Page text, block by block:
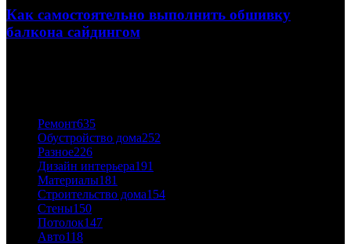
Как самостоятельно выполнить обшивку
балкона сайдингом
Ремонт635
Обустройство дома252
Разное226
Дизайн интерьера191
Материалы181
Строительство дома154
Стены150
Потолок147
Авто118